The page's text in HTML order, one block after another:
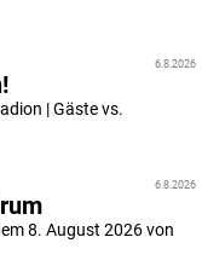
6.8.2026
| Gäste vs.
6.8.2026
8. August 2026 von